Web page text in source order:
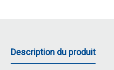
Description du produit